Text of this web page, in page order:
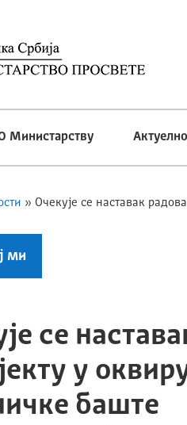
Министарству
» Очекује се наставак
ми
се
у
баште